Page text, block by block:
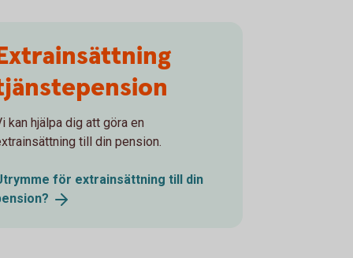
kan hjälpa dig att göra en
till din pension.
för extrainsättning till din